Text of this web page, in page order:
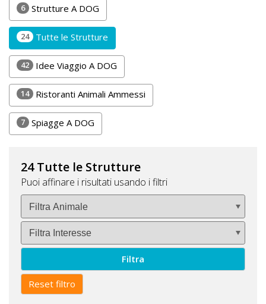
OFFERTE
A
DOG
INFO
A
DOG
CHIEDI
CODICE
SCONTO
Tutorial
6 Strutture A DOG
24 Tutte le Strutture
42 Idee Viaggio A DOG
14 Ristoranti Animali Ammessi
7 Spiagge A DOG
24 Tutte le Strutture
Puoi affinare i risultati usando i filtri
Filtra
Reset filtro